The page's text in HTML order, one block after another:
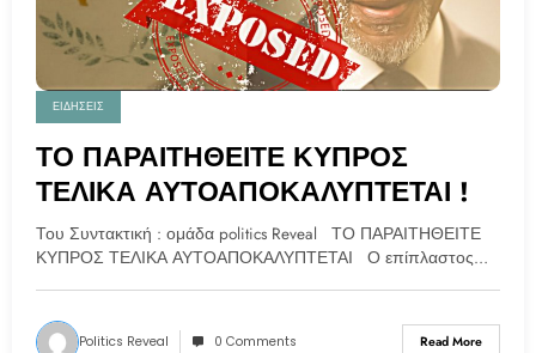
ΕΙΔΗΣΕΙΣ
ΤΟ ΠΑΡΑΙΤΗΘΕΙΤΕ ΚΥΠΡΟΣ
ΤΕΛΙΚΑ ΑΥΤΟΑΠΟΚΑΛΥΠΤΕΤΑΙ !
Του Συντακτική : ομάδα politics Reveal ΤΟ ΠΑΡΑΙΤΗΘΕΙΤΕ
ΚΥΠΡΟΣ ΤΕΛΙΚΑ ΑΥΤΟΑΠΟΚΑΛΥΠΤΕΤΑΙ Ο επίπλαστος…
Politics Reveal 0 Comments Read More